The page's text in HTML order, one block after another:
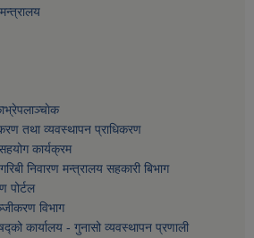
तथा व्यवस्थापन प्राधिकरण
कार्यक्रम
निवारण मन्त्रालय सहकारी बिभाग
पोर्टल
विभाग
कार्यालय - गुनासो व्यवस्थापन प्रणाली